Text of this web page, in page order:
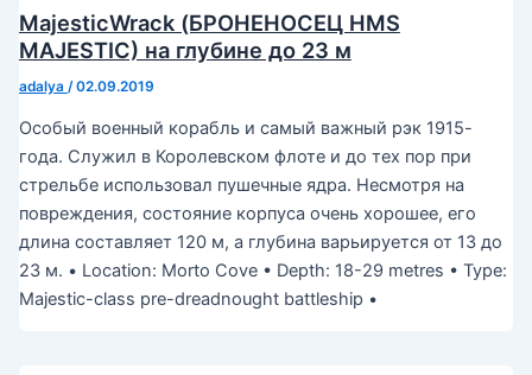
MajesticWrack (БРОНЕНОСЕЦ HMS
MAJESTIC) на глубине до 23 м
adalya /02.09.2019
Особый военный корабль и самый важный рэк 1915-
года. Служил в Королевском флоте и до тех пор при
стрельбе использовал пушечные ядра. Несмотря на
повреждения, состояние корпуса очень хорошее, его
длина составляет 120 м, а глубина варьируется от 13 до
23 м. • Location: Morto Cove • Depth: 18-29 metres • Type:
Majestic-class pre-dreadnought battleship •